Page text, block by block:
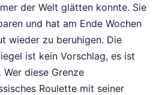
der Welt glätten konnte. Sie
und hat am Ende Wochen
wieder zu beruhigen. Die
ist kein Vorschlag, es ist
diese Grenze
Roulette mit seiner